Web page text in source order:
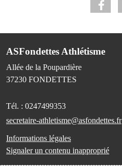
ASFondettes Athlétisme
Allée de la Poupardière
37230 FONDETTES
Tél. : 0247499353
secretaire-athletisme@asfondettes.fr
Informations légales
Signaler un contenu inapproprié